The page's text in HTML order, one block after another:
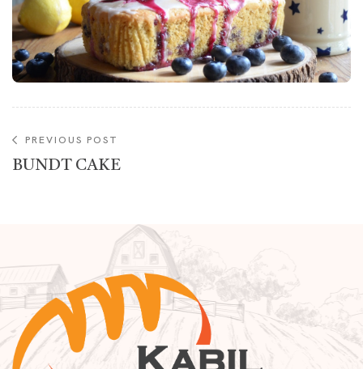
PREVIOUS POST
BUNDT CAKE